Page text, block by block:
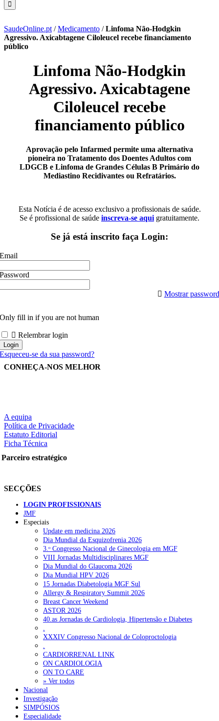
SaudeOnline.pt /Medicamento /Linfoma Não-Hodgkin
Agressivo. Axicabtagene Ciloleucel recebe financiamento
público
Linfoma Não-Hodgkin
Agressivo. Axicabtagene
Ciloleucel recebe
financiamento público
Aprovação pelo Infarmed permite uma alternativa
pioneira no Tratamento dos Doentes Adultos com
LDGCB e Linfoma de Grandes Células B Primário do
Mediastino Recidivantes ou Refratários.
Esta Notícia é de acesso exclusivo a profissionais de saúde.
Se é profissional de saúde inscreva-se aqui gratuitamente.
Se já está inscrito faça Login:
Email
Password
Mostrar password
Only fill in if you are not human
Relembrar login
Esqueceu-se da sua password?
CONHEÇA-NOS MELHOR
A equipa
Política de Privacidade
Estatuto Editorial
Ficha Técnica
Parceiro estratégico
SECÇÕES
LOGIN PROFISSIONAIS
JMF
Especiais
Update em medicina 2026
Dia Mundial da Esquizofrenia 2026
3.ᵒ Congresso Nacional de Ginecologia em MGF
VIII Jornadas Multidisciplinares MGF
Dia Mundial do Glaucoma 2026
Dia Mundial HPV 2026
15 Jornadas Diabetologia MGF Sul
Allergy & Respiratory Summit 2026
Breast Cancer Weekend
ASTOR 2026
40.as Jornadas de Cardiologia, Hipertensão e Diabetes
.
XXXIV Congresso Nacional de Coloproctologia
.
CARDIORRENAL LINK
ON CARDIOLOGIA
ON TO CARE
» Ver todos
Nacional
Investigação
SIMPÓSIOS
Especialidade